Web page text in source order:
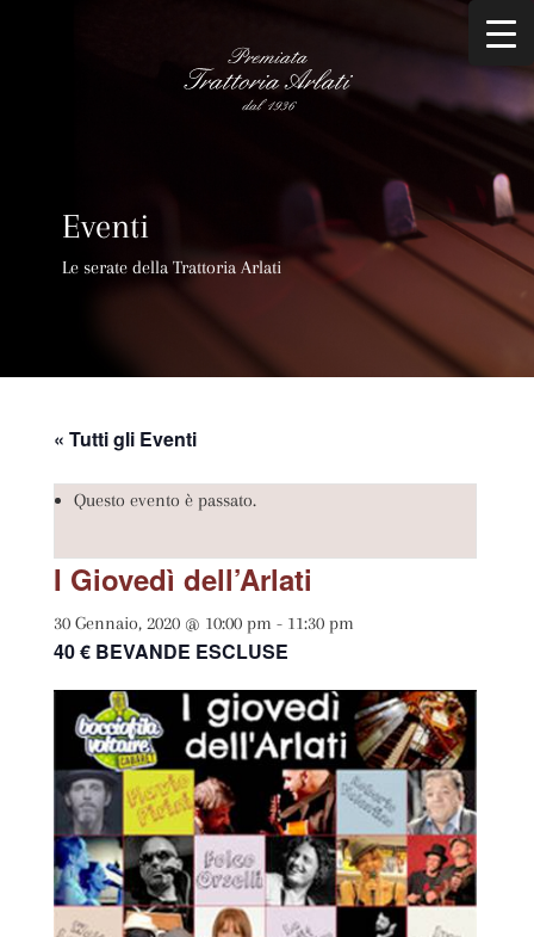
Eventi
Le serate della Trattoria Arlati
« Tutti gli Eventi
Questo evento è passato.
I Giovedì dell’Arlati
30 Gennaio, 2020 @ 10:00 pm - 11:30 pm
40 € BEVANDE ESCLUSE